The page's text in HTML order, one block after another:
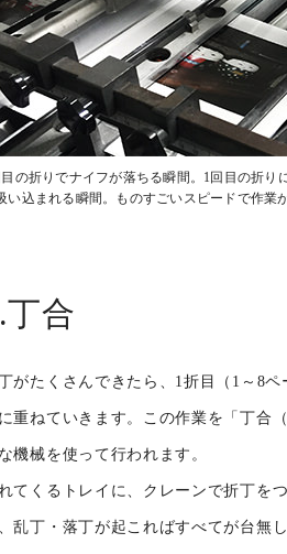
の折りでナイフが落ちる瞬間。1回目の折
い込まれる瞬間。ものすごいスピードで作業
丁合
がたくさんできたら、1折目（1～8
重ねていきます。この作業を「丁合
機械を使って行われます。
てくるトレイに、クレーンで折丁を
乱丁・落丁が起こればすべてが台無